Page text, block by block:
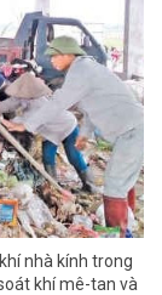
nhà kính trong
khí mê-tan và